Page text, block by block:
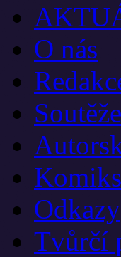
O nás
Soutěže
Komiks
Odkazy
Tvůrčí